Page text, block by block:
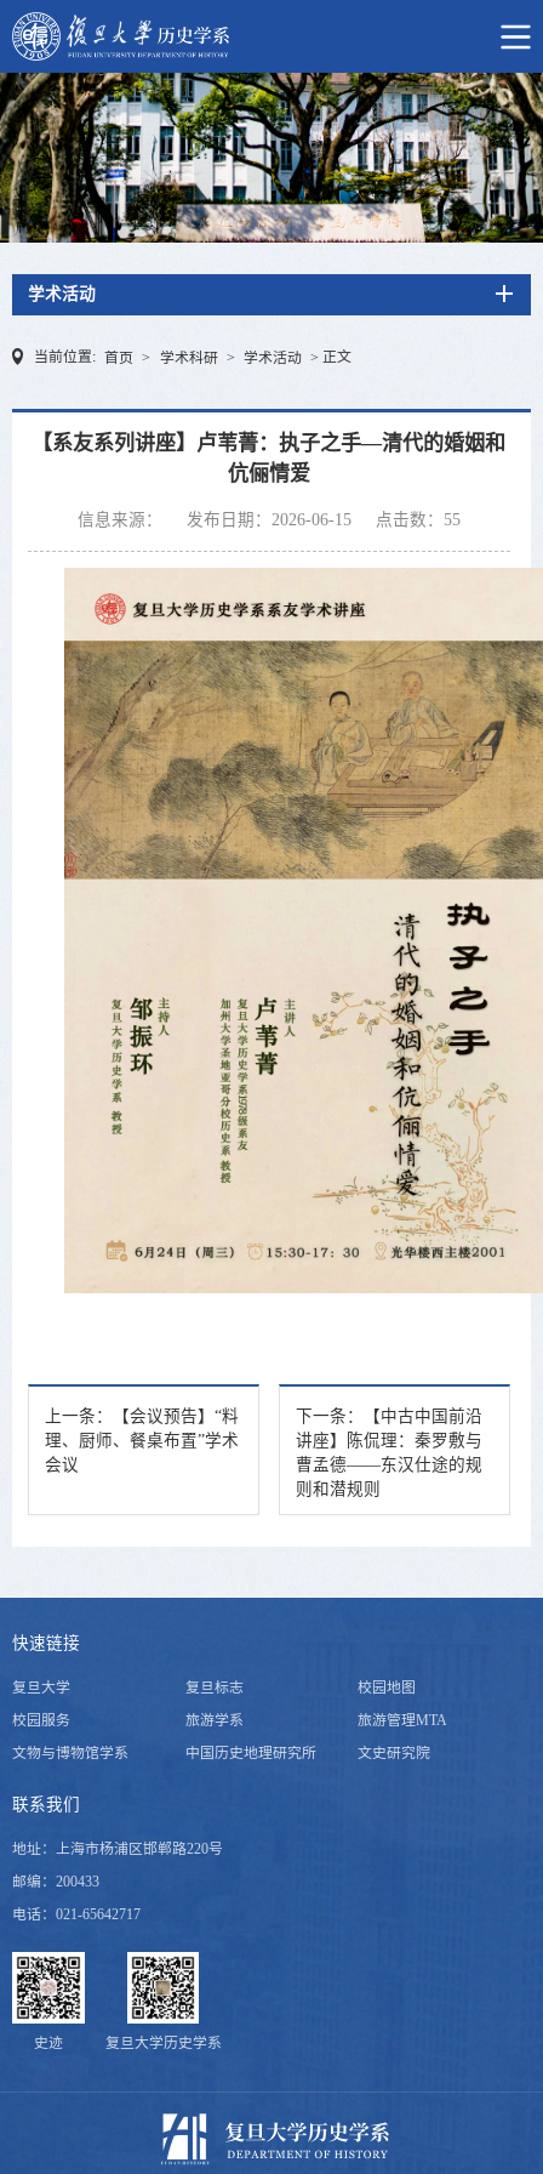
学术活动
当前位置: 首页 > 学术科研 > 学术活动 > 正文
【系友系列讲座】卢苇菁：执子之手—清代的婚姻和
伉俪情爱
信息来源： 发布日期：2026-06-15 点击数： 55
上一条：
【会议预告】“料
理、厨师、餐桌布置”学术
会议
下一条：
【中古中国前沿
讲座】陈侃理：秦罗敷与
曹孟德——东汉仕途的规
则和潜规则
快速链接
复旦大学 复旦标志
校园地图
校园服务
旅游学系
旅游管理MTA
文物与博物馆学系
中国历史地理研究所 文史研究院
联系我们
地址：上海市杨浦区邯郸路220号
邮编：200433
电话：021-65642717
史迹 复旦大学历史学系